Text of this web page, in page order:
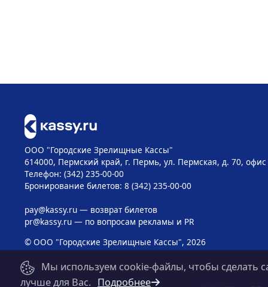
ООО "Городские Зрелищные Кассы"
614000, Пермский край, г. Пермь, ул. Пермская, д. 70, офис
Телефон: (342) 235-00-00
Бронирование билетов: 8 (342) 235-00-00
pay@kassy.ru— возврат билетов
pr@kassy.ru— по вопросам рекламы и PR
© ООО "Городские Зрелищные Кассы", 2026
Мы используем cookie-файлы, чтобы сделать
лучше для Вас. Подробнее